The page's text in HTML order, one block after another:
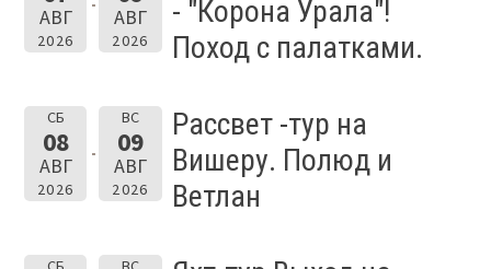
АВГ
2026
АВГ
2026
- "Корона Урала"!
Поход с палатками.
СБ
08
АВГ
2026
ВС
09
АВГ
2026
Рассвет -тур на
Вишеру. Полюд и
Ветлан